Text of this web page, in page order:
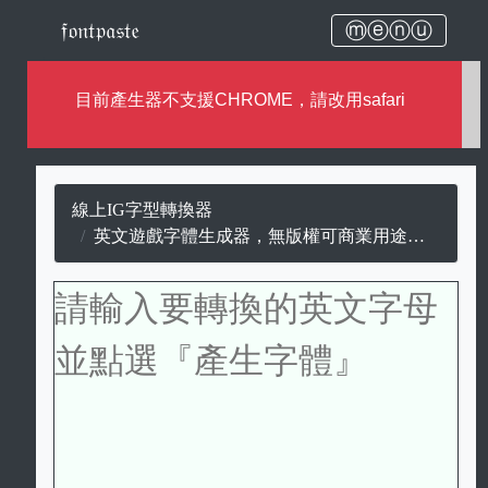
𝔣𝔬𝔫𝔱𝔭𝔞𝔰𝔱𝔢 ⓜⓔⓝⓤ
目前產生器不支援CHROME，請改用safari
線上IG字型轉換器
英文遊戲字體生成器，無版權可商業用途的遊戲字。